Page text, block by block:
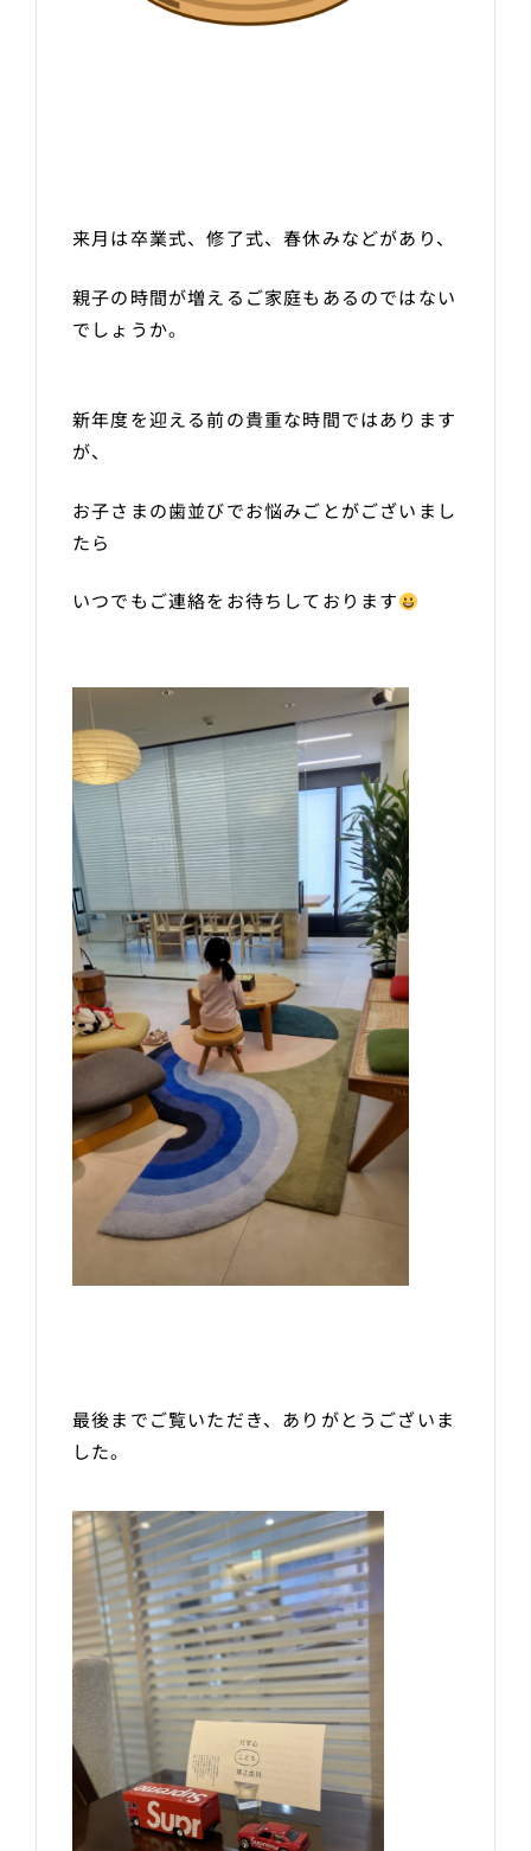
来月は卒業式、修了式、春休みなどがあり、
親子の時間が増えるご家庭もあるのではない
でしょうか。
新年度を迎える前の貴重な時間ではあります
が、
お子さまの歯並びでお悩みごとがございまし
たら
いつでもご連絡をお待ちしております
最後までご覧いただき、ありがとうございま
した。